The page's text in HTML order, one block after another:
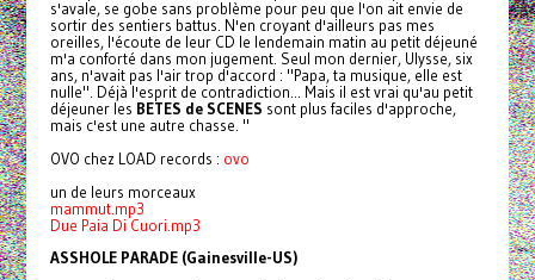
s'avale, se gobe sans problème pour peu que l'on ait envie de
sortir des sentiers battus. N'en croyant d'ailleurs pas mes
oreilles, l'écoute de leur CD le lendemain matin au petit déjeuné
m'a conforté dans mon jugement. Seul mon dernier, Ulysse, six
ans, n'avait pas l'air trop d'accord : "Papa, ta musique, elle est
nulle". Déjà l'esprit de contradiction... Mais il est vrai qu'au petit
déjeuner les BETES de SCENES sont plus faciles d'approche,
mais c'est une autre chasse. "
OVO chez LOAD records : ovo
un de leurs morceaux
mammut.mp3
Due Paia Di Cuori.mp3
ASSHOLE PARADE (Gainesville-US)